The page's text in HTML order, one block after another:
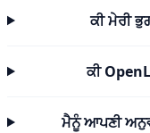
ਕੀ ਮੇਰੀ
ਕੀ
ਮੈਨੂੰ ਆਪਣੀ